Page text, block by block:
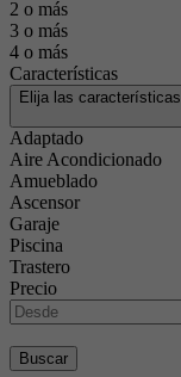
2 o más
3 o más
4 o más
Características
Elija las características
Adaptado
Aire Acondicionado
Amueblado
Ascensor
Garaje
Piscina
Trastero
Precio
Buscar